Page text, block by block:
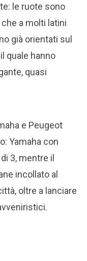
le ruote sono
a molti latini
già orientati sul
quale hanno
quasi
e Peugeot
Yamaha con
3, mentre il
incollato al
oltre a lanciare